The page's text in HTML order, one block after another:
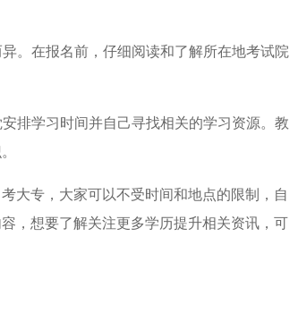
。在报名前，仔细阅读和了解所在地考试院
排学习时间并自己寻找相关的学习资源。教
大专，大家可以不受时间和地点的限制，自
，想要了解关注更多学历提升相关资讯，可